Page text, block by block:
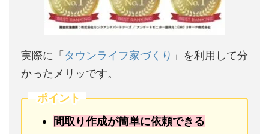
実際に「 タウンライフ家づくり 」を利用して分
かったメリッです。
ポイント
間取り作成が簡単に依頼できる